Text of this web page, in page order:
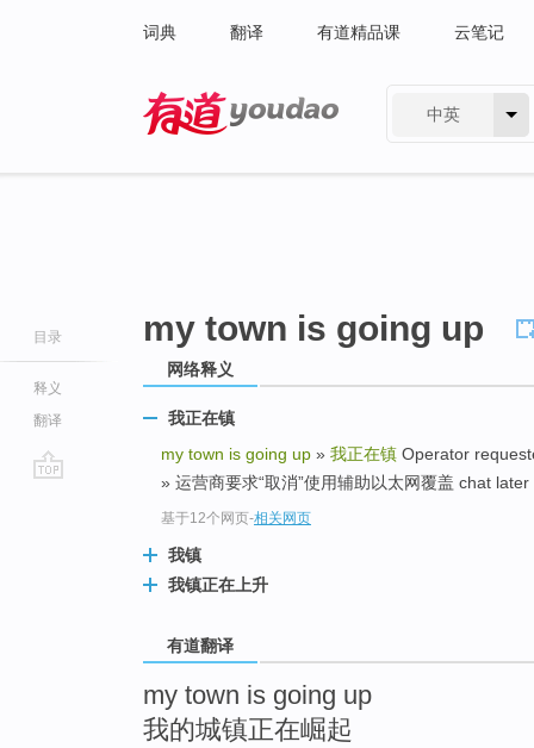
词典 翻译 有道精品课 云笔记
中英
目录
释义
翻译
my town is going up
网络释义
我正在镇
my town is going up » 我正在镇 Operator
» 运营商要求“取消”使用辅助以太网覆盖 chat
基于12个网页-相关网页
我镇
我镇正在上升
有道翻译
my town is going up
我的城镇正在崛起